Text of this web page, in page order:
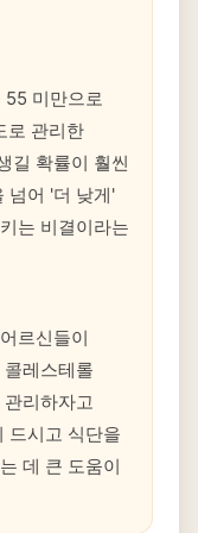
55 미만으로
로 관리한
길 확률이 훨씬
넘어 '더 낮게'
는 비결이라는
르신들이
레스테롤
리하자고
드시고 식단을
데 큰 도움이